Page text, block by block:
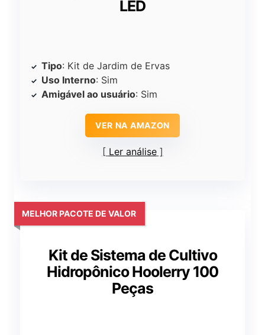
LED
Tipo: Kit de Jardim de Ervas
Uso Interno: Sim
Amigável ao usuário: Sim
VER NA AMAZON
Ler análise
Kit de Sistema de Cultivo
Hidropônico Hoolerry 100
Peças
MELHOR PACOTE DE VALOR